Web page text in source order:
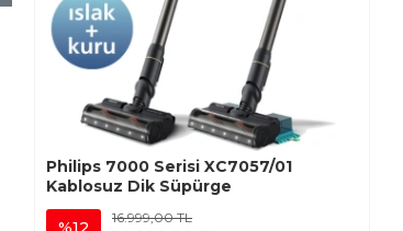
Philips 7000 Serisi XC7057/01
Kablosuz Dik Süpürge
16.999,00 TL